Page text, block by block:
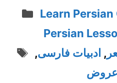
Categories
Learn
Persian
Tags
, ادبیات فارسی,
عروض